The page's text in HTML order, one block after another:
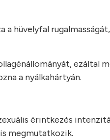
a hüvelyfal rugalmasságát,
ezáltal
a nyálkahártyán.
érintkezés
megmutatkozik.